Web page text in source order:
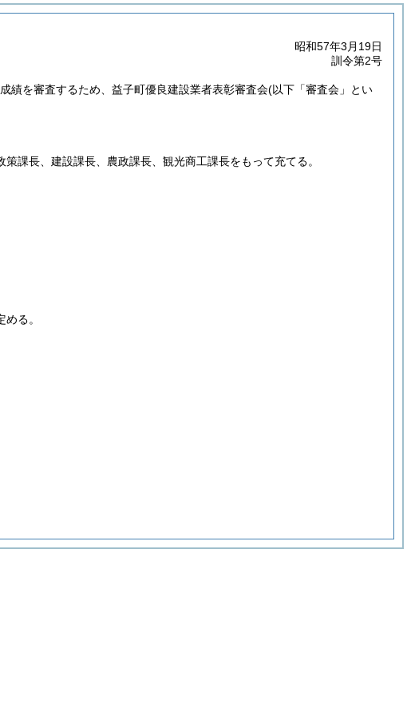
昭和57年3月19日
訓令第2号
績を審査するため、益子町優良建設業者表彰審査会(以下「審査会」とい
課長、建設課長、農政課長、観光商工課長をもって充てる。
る。